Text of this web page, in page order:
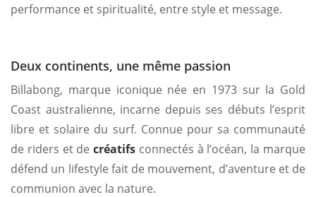
performance et spiritualité, entre style et message.
Deux continents, une même passion
Billabong, marque iconique née en 1973 sur la Gold
Coast australienne, incarne depuis ses débuts l’esprit
libre et solaire du surf. Connue pour sa communauté
de riders et decréatifs connectés à l’océan, la marque
défend un lifestyle fait de mouvement, d’aventure et de
communion avec la nature.